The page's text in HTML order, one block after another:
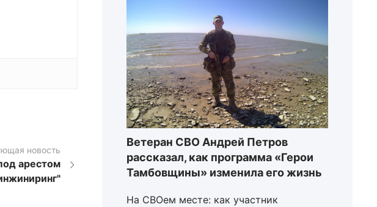
новость
арестом
Ветеран СВО Андрей Петров
рассказал, как программа «Герои
Тамбовщины» изменила его жизнь
На СВОем месте: как участник